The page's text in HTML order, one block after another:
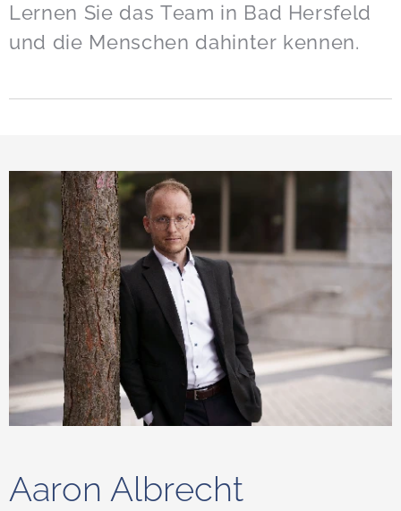
Lernen Sie das Team in Bad Hersfeld
und die Menschen dahinter kennen.
Aaron Albrecht